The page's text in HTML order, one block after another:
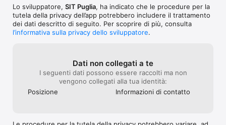
Lo sviluppatore, SIT Puglia, ha indicato che le procedure per la
tutela della privacy dell’app potrebbero includere il trattamento
dei dati descritto di seguito. Per scoprire di più, consulta
l’informativa sulla privacy dello sviluppatore.
Dati non collegati a te
I seguenti dati possono essere raccolti ma non
vengono collegati alla tua identità:
Posizione
Informazioni di contatto